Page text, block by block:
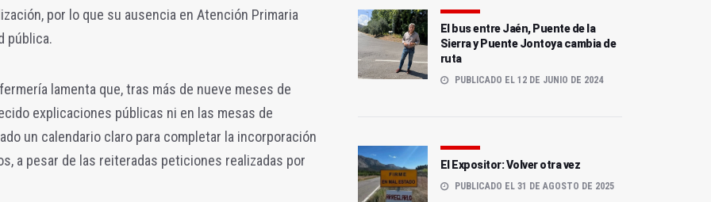
por lo que su ausencia en Atención Primaria
pública.
lamenta que, tras más de nueve meses de
explicaciones públicas ni en las mesas de
un calendario claro para completar la incorporación
a pesar de las reiteradas peticiones realizadas por
El bus entre Jaén, Puente de la
Sierra y Puente Jontoya cambia de
ruta
PUBLICADO EL 12 DE JUNIO DE 2024
El Expositor: Volver otra vez
PUBLICADO EL 31 DE AGOSTO DE 2025